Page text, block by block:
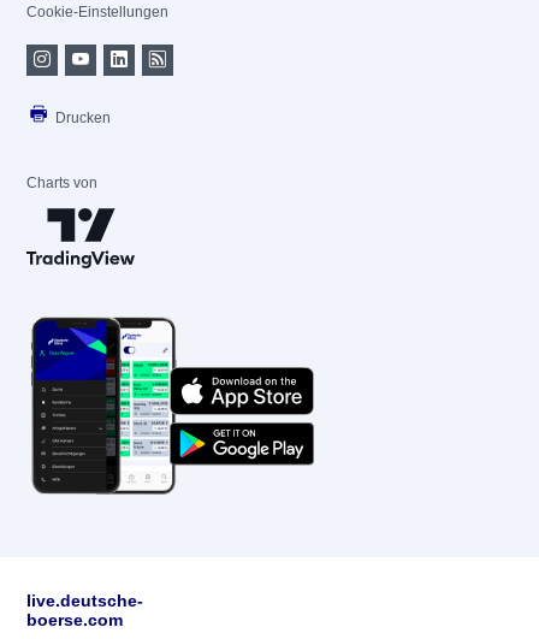
Cookie-Einstellungen
Drucken
Charts von
live.deutsche-
boerse.com